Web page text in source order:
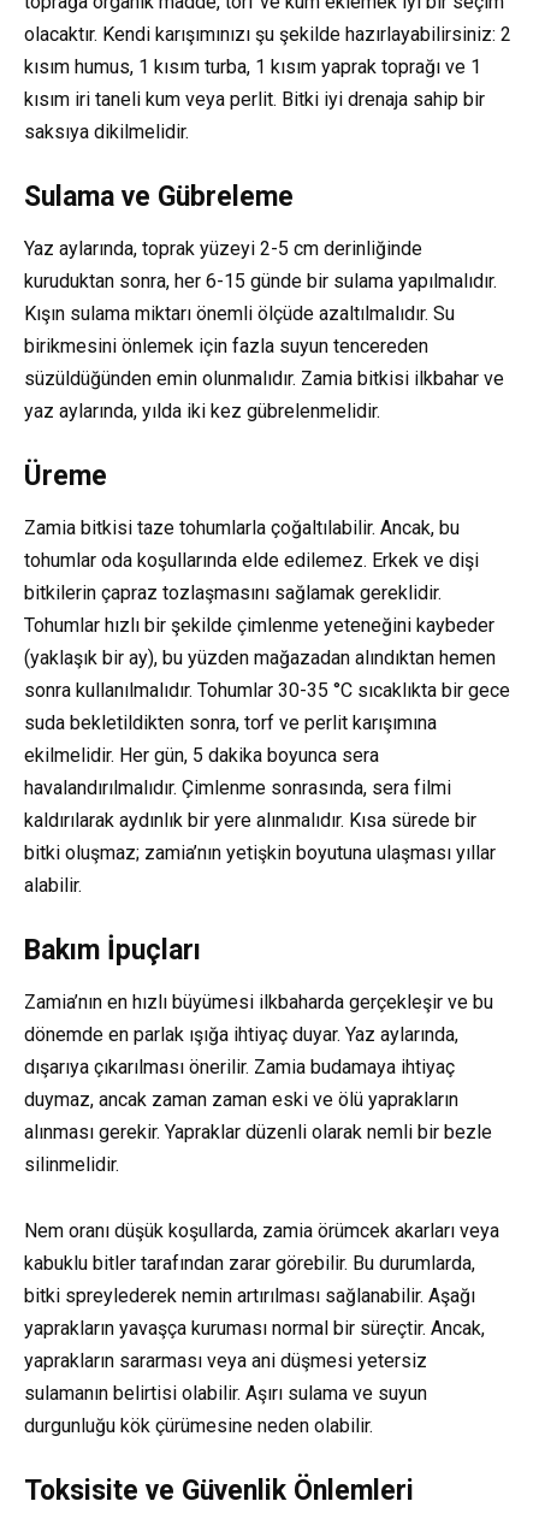
olacaktır. Kendi karışımınızı şu şekilde hazırlayabilirsiniz: 2
kısım humus, 1 kısım turba, 1 kısım yaprak toprağı ve 1
kısım iri taneli kum veya perlit. Bitki iyi drenaja sahip bir
saksıya dikilmelidir.
Sulama ve Gübreleme
Yaz aylarında, toprak yüzeyi 2-5 cm derinliğinde
kuruduktan sonra, her 6-15 günde bir sulama yapılmalıdır.
Kışın sulama miktarı önemli ölçüde azaltılmalıdır. Su
birikmesini önlemek için fazla suyun tencereden
süzüldüğünden emin olunmalıdır. Zamia bitkisi ilkbahar ve
yaz aylarında, yılda iki kez gübrelenmelidir.
Üreme
Zamia bitkisi taze tohumlarla çoğaltılabilir. Ancak, bu
tohumlar oda koşullarında elde edilemez. Erkek ve dişi
bitkilerin çapraz tozlaşmasını sağlamak gereklidir.
Tohumlar hızlı bir şekilde çimlenme yeteneğini kaybeder
(yaklaşık bir ay), bu yüzden mağazadan alındıktan hemen
sonra kullanılmalıdır. Tohumlar 30-35 °C sıcaklıkta bir gece
suda bekletildikten sonra, torf ve perlit karışımına
ekilmelidir. Her gün, 5 dakika boyunca sera
havalandırılmalıdır. Çimlenme sonrasında, sera filmi
kaldırılarak aydınlık bir yere alınmalıdır. Kısa sürede bir
bitki oluşmaz; zamia’nın yetişkin boyutuna ulaşması yıllar
alabilir.
Bakım İpuçları
Zamia’nın en hızlı büyümesi ilkbaharda gerçekleşir ve bu
dönemde en parlak ışığa ihtiyaç duyar. Yaz aylarında,
dışarıya çıkarılması önerilir. Zamia budamaya ihtiyaç
duymaz, ancak zaman zaman eski ve ölü yaprakların
alınması gerekir. Yapraklar düzenli olarak nemli bir bezle
silinmelidir.
Nem oranı düşük koşullarda, zamia örümcek akarları veya
kabuklu bitler tarafından zarar görebilir. Bu durumlarda,
bitki spreylederek nemin artırılması sağlanabilir. Aşağı
yaprakların yavaşça kuruması normal bir süreçtir. Ancak,
yaprakların sararması veya ani düşmesi yetersiz
sulamanın belirtisi olabilir. Aşırı sulama ve suyun
durgunluğu kök çürümesine neden olabilir.
Toksisite ve Güvenlik Önlemleri